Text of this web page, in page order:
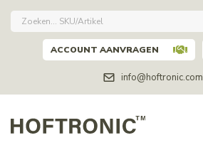
info@hoftronic.com
ACCOUNT AANVRAGEN